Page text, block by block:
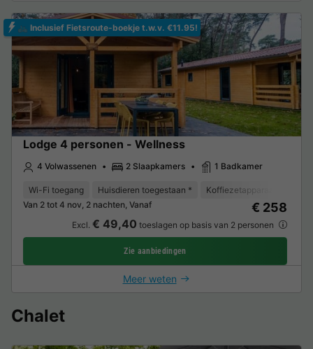
🚲 Inclusief Fietsroute-boekje t.w.v. €11.95!
Lodge 4 personen - Wellness
4 Volwassenen 2 Slaapkamers 1 Badkamer
Wi-Fi toegang Huisdieren toegestaan * Koffiezetapparaat
Van 2 tot 4 nov, 2 nachten, Vanaf
€ 258
Excl. € 49,40 toeslagen op basis van 2 personen
Zie aanbiedingen
Meer weten
Chalet